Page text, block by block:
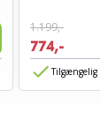
1.199,-
774,-
Tilgængelig